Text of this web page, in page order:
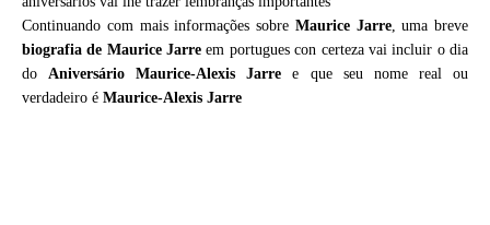
Continuando com mais informações sobre Maurice Jarre, uma breve
biografia de Maurice Jarre em portugues con certeza vai incluir o dia
doAniversário Maurice-Alexis Jarre e que seu nome real ou
verdadeiro é Maurice-Alexis Jarre